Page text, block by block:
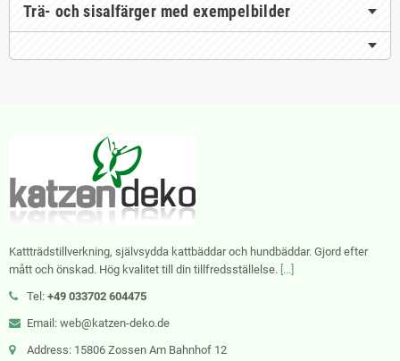
Trä- och sisalfärger med exempelbilder
Kattträdstillverkning, självsydda kattbäddar och hundbäddar. Gjord efter
mått och önskad. Hög kvalitet till din tillfredsställelse. [...]
Tel: +49 033702 604475
Email: web@katzen-deko.de
Address: 15806 Zossen Am Bahnhof 12